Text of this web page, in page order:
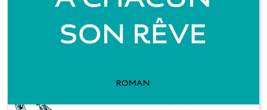
SEX APPEAL
CATALOGUE